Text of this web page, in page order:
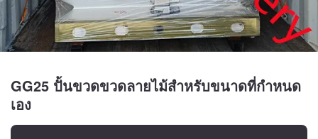
GG25 ปั้นขวดขวดลายไม้สำหรับขนาดที่กำหนด
เอง